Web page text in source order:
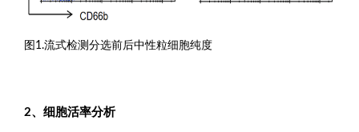
图1.流式检测分选前后中性粒细胞纯度
2、细胞活率分析